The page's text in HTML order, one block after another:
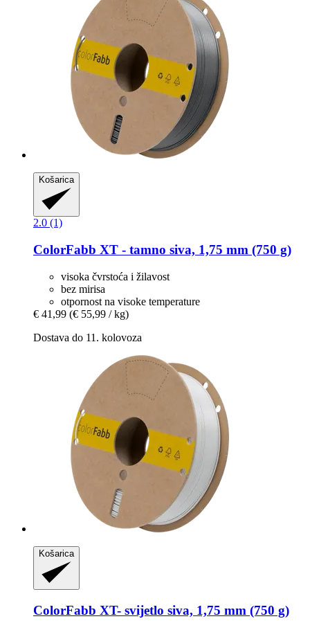
Košarica
2.0 (1)
ColorFabb XT -​ tamno siva, 1,75 mm (750 g)
visoka čvrstoća i žilavost
bez mirisa
otpornost na visoke temperature
€ 41,99 (€ 55,99 / kg)
Dostava do 11. kolovoza
Košarica
ColorFabb XT-​ svijetlo siva, 1,75 mm (750 g)